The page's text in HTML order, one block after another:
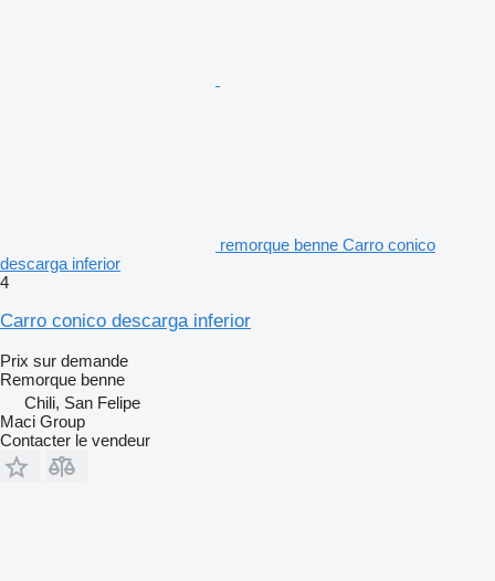
remorque benne Carro conico
descarga inferior
4
Carro conico descarga inferior
Prix sur demande
Remorque benne
Chili, San Felipe
Maci Group
Contacter le vendeur